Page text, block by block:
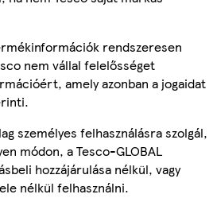
rendszeresen
nem vállal felelősséget
amely azonban a jogaidat
személyes felhasználásra szolgál,
módon, a Tesco-GLOBAL
hozzájárulása nélkül, vagy
nélkül felhasználni.